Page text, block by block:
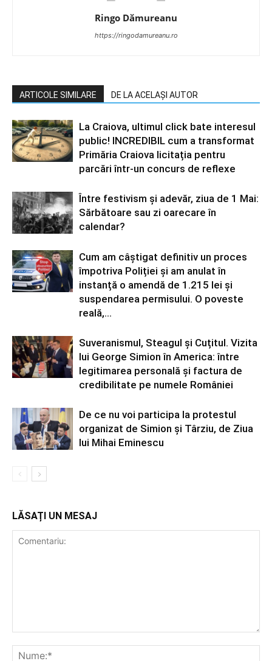
Ringo Dămureanu
https://ringodamureanu.ro
ARTICOLE SIMILARE DE LA ACELAȘI AUTOR
La Craiova, ultimul click bate interesul
public! INCREDIBIL cum a transformat
Primăria Craiova licitația pentru
parcări într-un concurs de reflexe
Între festivism și adevăr, ziua de 1 Mai:
Sărbătoare sau zi oarecare în
calendar?
Cum am câștigat definitiv un proces
împotriva Poliției și am anulat în
instanță o amendă de 1.215 lei și
suspendarea permisului. O poveste
reală,...
Suveranismul, Steagul și Cuțitul. Vizita
lui George Simion în America: între
legitimarea personală și factura de
credibilitate pe numele României
De ce nu voi participa la protestul
organizat de Simion și Târziu, de Ziua
lui Mihai Eminescu
LĂSAȚI UN MESAJ